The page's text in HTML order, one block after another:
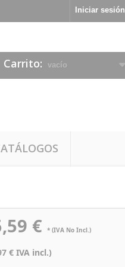
Iniciar sesión
Carrito: vacío
€ * (IVA No Incl.)
€ IVA incl.)